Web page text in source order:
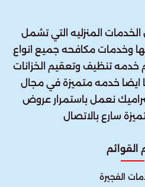
المنزليه التي تشمل
وخدمات مكافحه جميع انواع
خدمه تنظيف وتعقيم الخزانات
ايضا خدمه متميزة في مجال
نعمل باستمرار عروض
سارع بالاتصال
القوائم
الفجيرة